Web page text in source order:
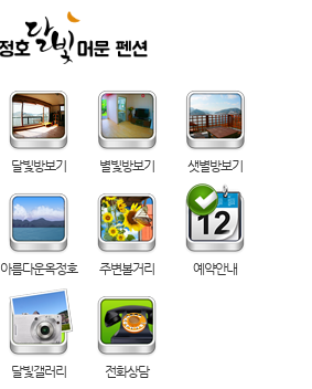
달빛방보기 별빛방보기 샛별방보기
아름다운옥정호 주변볼거리 예약안내
달빛갤러리 전화상담